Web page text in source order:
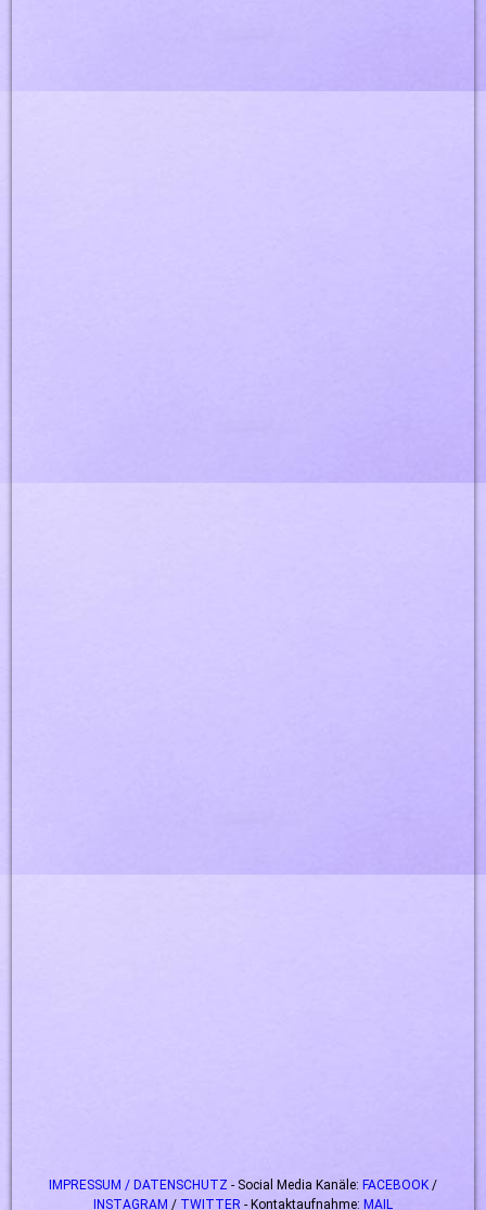
IMPRESSUM / DATENSCHUTZ - Social Media Kanäle: FACEBOOK /
INSTAGRAM / TWITTER - Kontaktaufnahme: MAIL